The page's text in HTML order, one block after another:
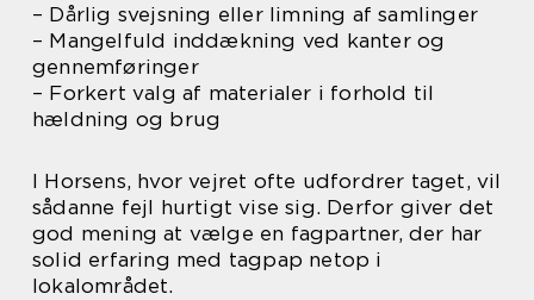
– Dårlig svejsning eller limning af samlinger
– Mangelfuld inddækning ved kanter og
gennemføringer
– Forkert valg af materialer i forhold til
hældning og brug
I Horsens, hvor vejret ofte udfordrer taget, vil
sådanne fejl hurtigt vise sig. Derfor giver det
god mening at vælge en fagpartner, der har
solid erfaring med tagpap netop i
lokalområdet.